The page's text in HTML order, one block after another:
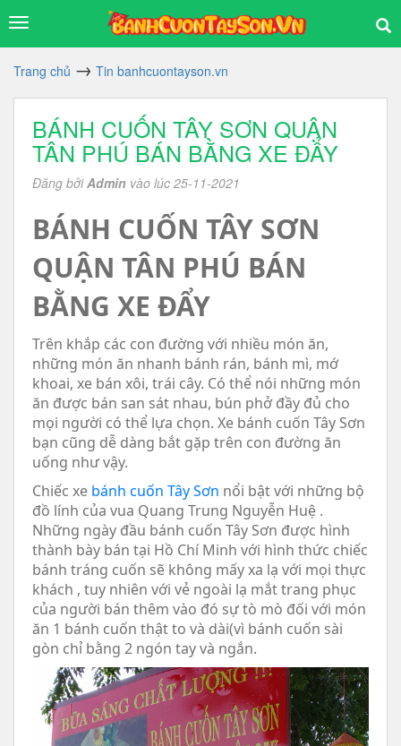
Trang chủ Tin banhcuontayson.vn
BÁNH CUỐN TÂY SƠN QUẬN
TÂN PHÚ BÁN BẰNG XE ĐẨY
Đăng bởiAdmin vào lúc 25-11-2021
BÁNH CUỐN TÂY SƠN
QUẬN TÂN PHÚ BÁN
BẰNG XE ĐẨY
Trên khắp các con đường với nhiều món ăn,
những món ăn nhanh bánh rán, bánh mì, mớ
khoai, xe bán xôi, trái cây. Có thể nói những món
ăn được bán san sát nhau, bún phở đầy đủ cho
mọi người có thể lựa chọn. Xe bánh cuốn Tây Sơn
bạn cũng dễ dàng bắt gặp trên con đường ăn
uống như vậy.
Chiếc xe bánh cuốn Tây Sơn nổi bật với những bộ
đồ lính của vua Quang Trung Nguyễn Huệ .
Những ngày đầu bánh cuốn Tây Sơn được hình
thành bày bán tại Hồ Chí Minh với hình thức chiếc
bánh tráng cuốn sẽ không mấy xa lạ với mọi thực
khách , tuy nhiên với vẻ ngoài lạ mắt trang phục
của người bán thêm vào đó sự tò mò đối với món
ăn 1 bánh cuốn thật to và dài(vì bánh cuốn sài
gòn chỉ bằng 2 ngón tay và ngắn.